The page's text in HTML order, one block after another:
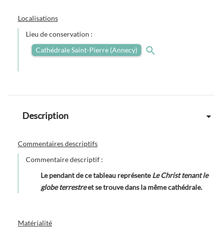
Localisations
Lieu de conservation :
Cathédrale Saint-Pierre (Annecy)
Description
Commentaires descriptifs
Commentaire descriptif :
Le pendant de ce tableau représenteLe Christ tenant le
globe terrestreet se trouve dans la même cathédrale.
Matérialité